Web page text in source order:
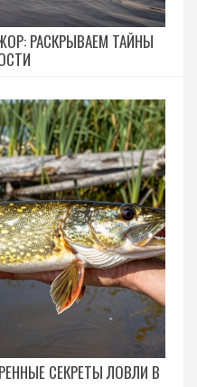
РАСКРЫВАЕМ ТАЙНЫ
СЕКРЕТЫ ЛОВЛИ В